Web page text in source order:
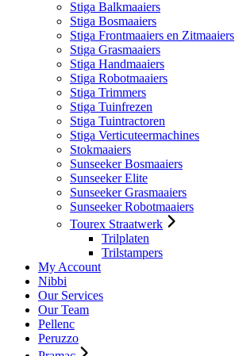
Stiga Balkmaaiers
Stiga Bosmaaiers
Stiga Frontmaaiers en Zitmaaiers
Stiga Grasmaaiers
Stiga Handmaaiers
Stiga Robotmaaiers
Stiga Trimmers
Stiga Tuinfrezen
Stiga Tuintractoren
Stiga Verticuteermachines
Stokmaaiers
Sunseeker Bosmaaiers
Sunseeker Elite
Sunseeker Grasmaaiers
Sunseeker Robotmaaiers
Tourex Straatwerk
Trilplaten
Trilstampers
My Account
Nibbi
Our Services
Our Team
Pellenc
Peruzzo